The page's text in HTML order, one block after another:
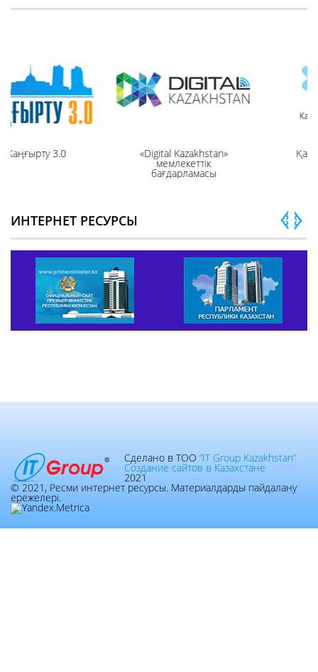
Қазақстан 2050 Промышленная
революция 4.0
ИНТЕРНЕТ РЕСУРСЫ
Сделано в ТОО “IT Group Kazakhstan”
Создание сайтов в Казахстане
2021
© 2021, Ресми интернет ресурсы. Материалдарды пайдалану
ережелері.